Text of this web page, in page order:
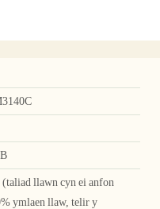
llawn cyn ei anfon
ymlaen llaw, telir y